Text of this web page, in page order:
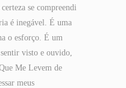
se compreendi
é inegável. É uma
o esforço. É um
visto e ouvido,
Me Levem de
meus